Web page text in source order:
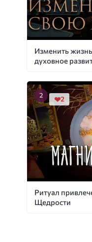
Изменить
духовное
Ритуал
Щедрости
2